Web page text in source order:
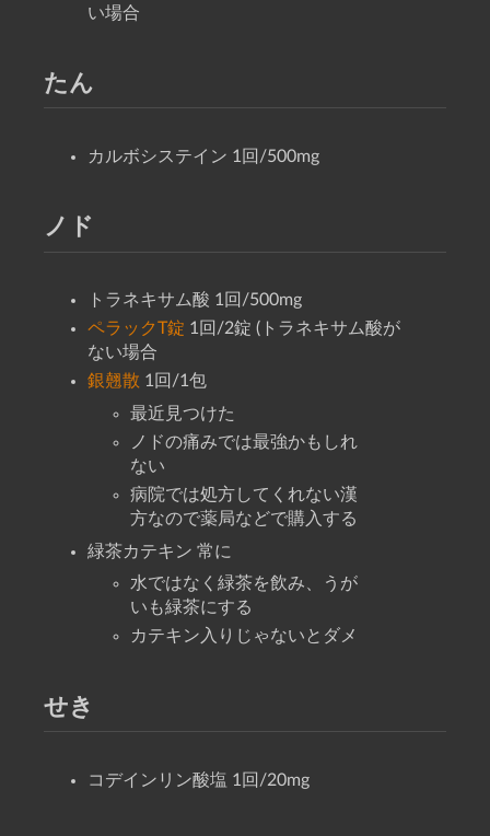
い場合
たん
カルボシステイン 1回/500mg
ノド
トラネキサム酸 1回/500mg
ペラックT錠 1回/2錠 (トラネキサム酸が
ない場合
銀翹散 1回/1包
最近見つけた
ノドの痛みでは最強かもしれ
ない
病院では処方してくれない漢
方なので薬局などで購入する
緑茶カテキン 常に
水ではなく緑茶を飲み、うが
いも緑茶にする
カテキン入りじゃないとダメ
せき
コデインリン酸塩 1回/20mg